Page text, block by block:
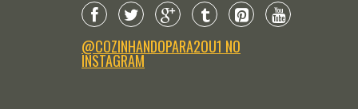
@COZINHANDOPARA2OU1 NO
INSTAGRAM